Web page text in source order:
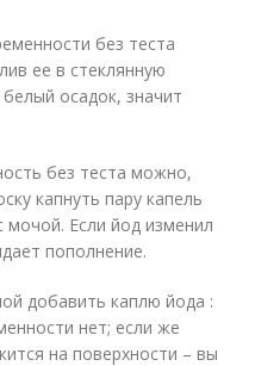
без теста
ее в стеклянную
осадок, значит
без теста можно,
капнуть пару капель
мочой. Если йод изменил
пополнение.
добавить каплю йода :
нет; если же
на поверхности – вы